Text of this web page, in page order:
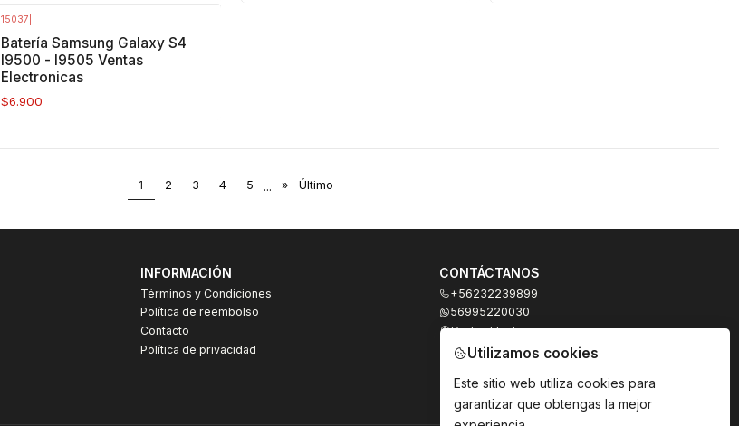
15037
Batería Samsung Galaxy S4
I9500 - I9505 Ventas
Electronicas
$6.900
1 2 3 4 5 ... » Último
INFORMACIÓN
Términos y Condiciones
Política de reembolso
Contacto
Política de privacidad
CONTÁCTANOS
+56232239899
56995220030
Ventas Electronicas
Moneda 973, local 327
Santiago - Santiago Centro
Utilizamos cookies
Este sitio web utiliza cookies para
garantizar que obtengas la mejor